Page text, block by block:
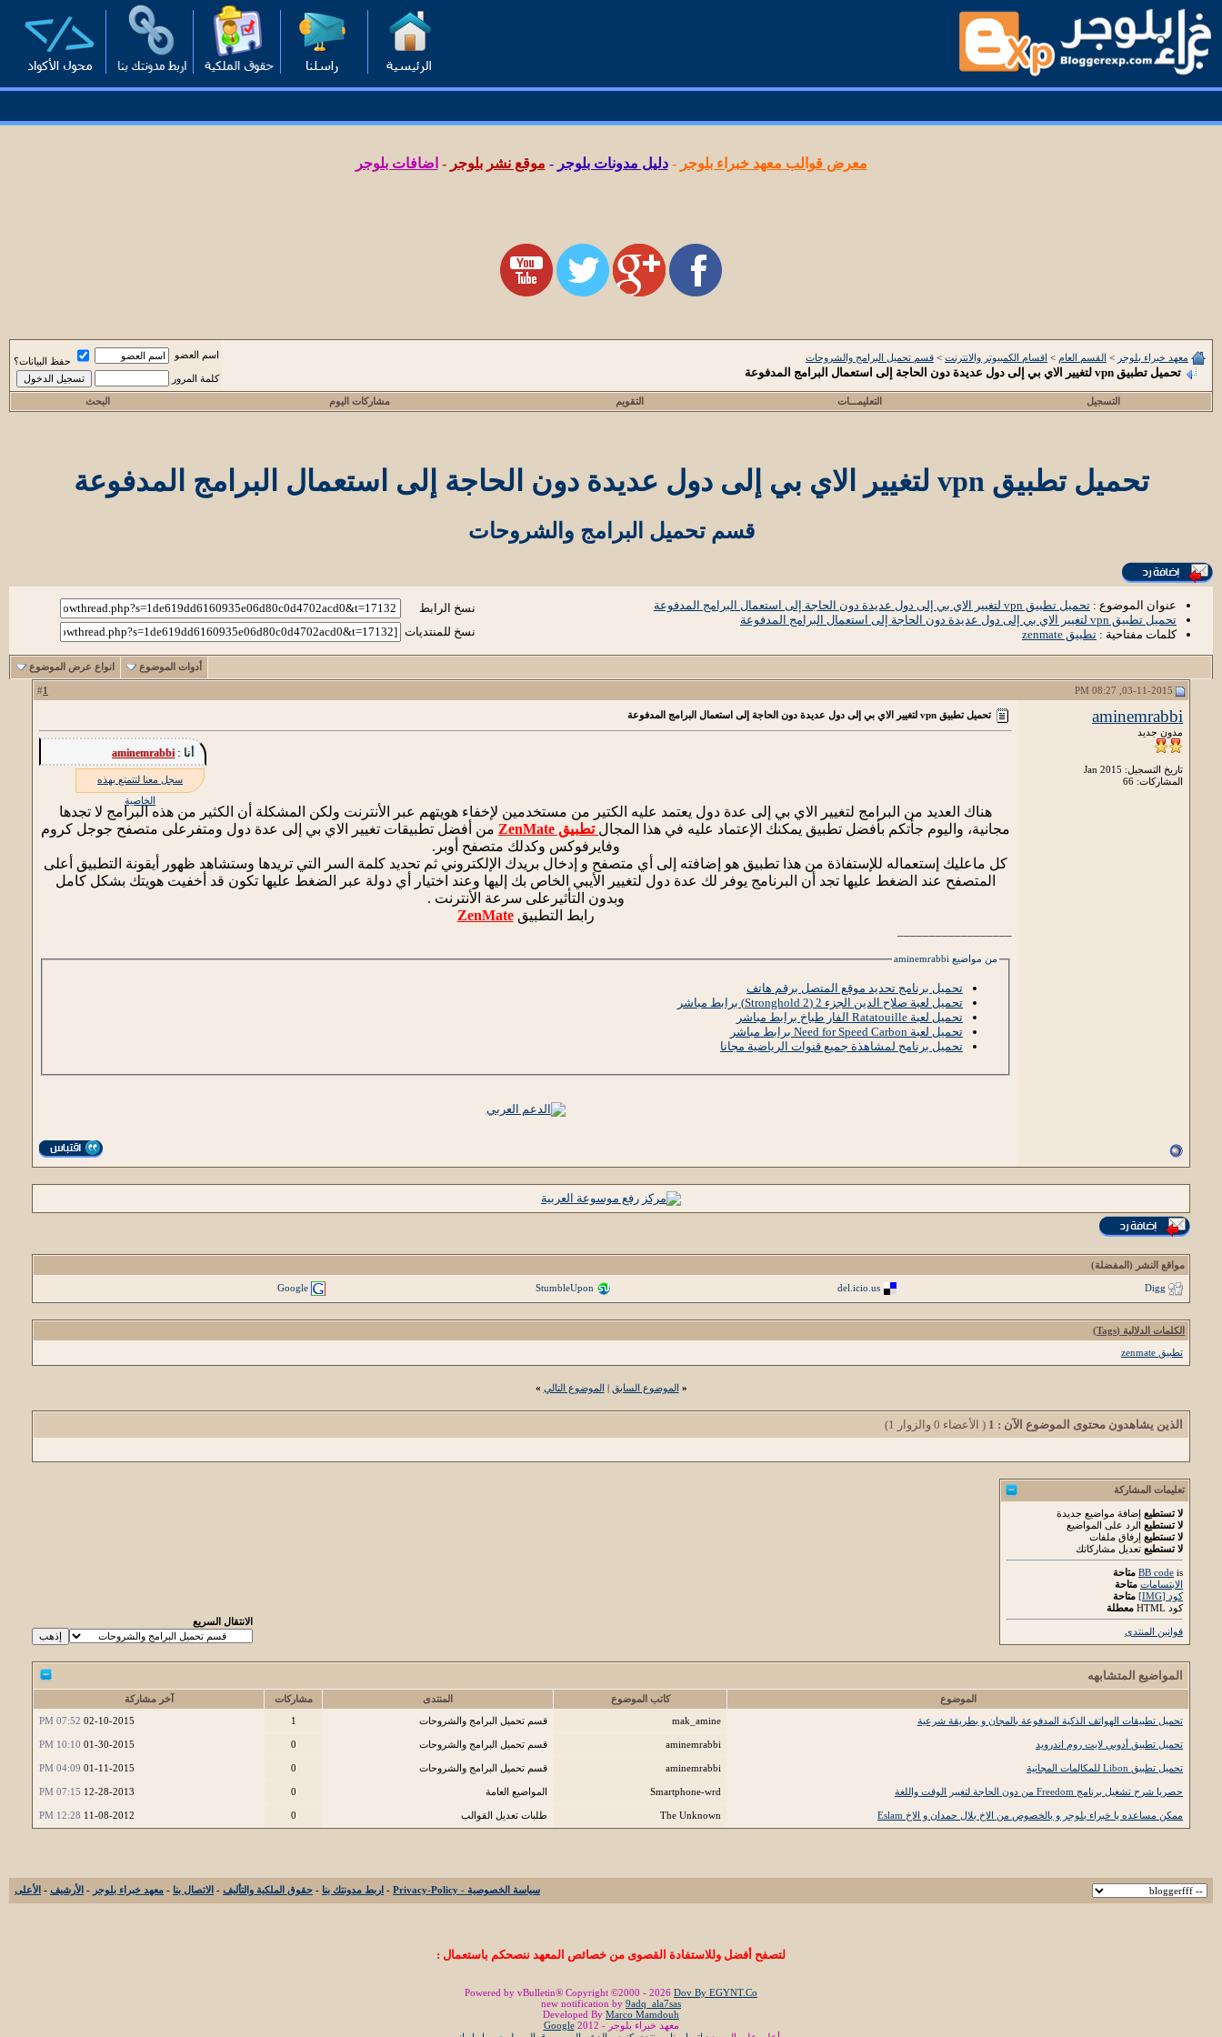
معرض قوالب معهد خبراء بلوجر -دليل مدونات بلوجر - موقع نشر بلوجر - اضافات بلوجر
معهد خبراء بلوجر > القسم العام > اقسام الكمبيوتر والانترنت > قسم تحميل البرامج والشروحات
تحميل تطبيق vpn لتغيير الاي بي إلى دول عديدة دون الحاجة إلى استعمال البرامج المدفوعة
اسم العضو
حفظ البيانات؟
كلمة المرور
التسجيل التعليمـــات التقويم مشاركات اليوم البحث
تحميل تطبيق vpn لتغيير الاي بي إلى دول عديدة دون الحاجة إلى استعمال البرامج المدفوعة
قسم تحميل البرامج والشروحات
عنوان الموضوع : تحميل تطبيق vpn لتغيير الاي بي إلى دول عديدة دون الحاجة إلى استعمال البرامج المدفوعة
تحميل تطبيق vpn لتغيير الاي بي إلى دول عديدة دون الحاجة إلى استعمال البرامج المدفوعة
كلمات مفتاحية : تطبيق zenmate
نسخ الرابط
نسخ للمنتديات
أدوات الموضوع انواع عرض الموضوع
1
aminemrabbi
مدون جديد
تاريخ التسجيل: Jan 2015
المشاركات: 66
تحميل تطبيق vpn لتغيير الاي بي إلى دول عديدة دون الحاجة إلى استعمال البرامج المدفوعة
أنا :aminemrabbi
سجل معنا لتتمتع بهذه
الخاصية
هناك العديد من البرامج لتغيير الاي بي إلى عدة دول يعتمد عليه الكتير من مستخدمين لإخفاء هويتهم عبر الأنترنت ولكن المشكلة أن الكثير من هذه البرامج لا تجدها
مجانية، واليوم جأتكم بأفضل تطبيق يمكنك الإعتماد عليه في هذا المجال تطبيق ZenMate
من أفضل تطبيقات تغيير الاي بي إلى عدة دول ومتفرعلى متصفح جوجل كروم
وفايرفوكس وكدلك متصفح أوبر.
كل ماعليك إستعماله للإستفاذة من هذا تطبيق هو إضافته إلى أي متصفح و إدخال بريدك الإلكتروني ثم تحديد كلمة السر التي تريدها وستشاهد ظهور أيقونة التطبيق أعلى
المتصفح عند الضغط عليها تجد أن البرنامج يوفر لك عدة دول لتغيير الأيبي الخاص بك إليها وعند اختيار أي دولة عبر الضغط عليها تكون قد أخفيت هويتك بشكل كامل
وبدون التأثيرعلى سرعة الأنترنت .
رابط التطبيقZenMate
من مواضيع aminemrabbi
تحميل برنامج تحديد موقع المتصل برقم هاتف
تحميل لعبة صلاح الدين الجزء 2 (Stronghold 2) برابط مباشر
تحميل لعبة Ratatouille الفار طباخ برابط مباشر
تحميل لعبة Need for Speed Carbon برابط مباشر
تحميل برنامج لمشاهذة جميع قنوات الرياضية مجانا
مواقع النشر (المفضلة)
Digg
del.icio.us
StumbleUpon
Google
الكلمات الدلالية (Tags)
تطبيق zenmate
« الموضوع السابق | الموضوع التالي »
الذين يشاهدون محتوى الموضوع الآن : 1 ( الأعضاء 0 والزوار 1)
تعليمات المشاركة
لا تستطيع إضافة مواضيع جديدة
لا تستطيع الرد على المواضيع
لا تستطيع إرفاق ملفات
لا تستطيع تعديل مشاركاتك
BB code is
متاحة
الابتسامات متاحة
كود [IMG]
متاحة
كود HTML
معطلة
قوانين المنتدى
الانتقال السريع
المواضيع المتشابهه
الموضوع كاتب الموضوع المنتدى مشاركات
آخر مشاركة
تحميل تطبيقات الهواتف الذكية المدفوعة بالمجان و بطريقة شرعية
mak_amine قسم تحميل البرامج والشروحات 1
02-10-2015
07:52 PM
تحميل تطبيق أدوبي لايت روم اندرويد aminemrabbi قسم تحميل البرامج والشروحات 0
01-30-2015
10:10 PM
تحميل تطبيق Libon للمكالمات المجانية aminemrabbi قسم تحميل البرامج والشروحات 0
01-11-2015
04:09 PM
حصريا شرح تشغيل برنامج Freedom من دون الحاجة لتغيير الوقت واللغة Smartphone-wrd المواضيع العامة 0
12-28-2013
07:15 PM
ممكن مساعده يا خبراء بلوجر و بالخصوص من الاخ بلال حمدان و الاخ Eslam The Unknown طلبات تعديل القوالب 0
11-08-2012
12:28 PM
سياسة الخصوصية - Privacy-Policy - اربط مدونتك بنا - حقوق الملكية والتأليف - الاتصال بنا - معهد خبراء بلوجر - الأرشيف - الأعلى
لتصفح أفضل وللاستفادة القصوى من خصائص المعهد ننصحكم باستعمال :
Powered by vBulletin® Copyright ©2000 - 2026 Dov By EGYNT.Co
new notification by 9adq_ala7sas
Developed By Marco Mamdouh
معهد خبراء بلوجر - 2012
Google